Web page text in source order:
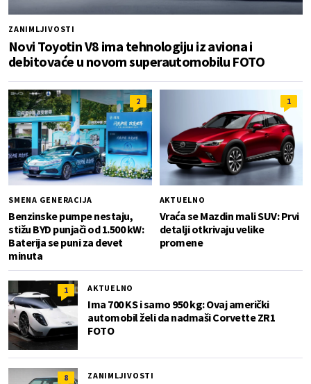
ZANIMLJIVOSTI
Novi Toyotin V8 ima tehnologiju iz aviona i
debitovaće u novom superautomobilu FOTO
2
SMENA GENERACIJA
Benzinske pumpe nestaju,
stižu BYD punjači od 1.500 kW:
Baterija se puni za devet
minuta
1
AKTUELNO
Vraća se Mazdin mali SUV: Prvi
detalji otkrivaju velike
promene
1 AKTUELNO
Ima 700 KS i samo 950 kg: Ovaj američki
automobil želi da nadmaši Corvette ZR1
FOTO
8 ZANIMLJIVOSTI